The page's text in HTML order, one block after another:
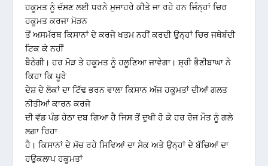
ਹਕੂਮਤ ਨੂੰ ਦੱਸਣ ਲਈ ਧਰਨੇ ਮੁਜਾਹਰੇ ਕੀਤੇ ਜਾ ਰਹੇ ਹਨ ਜਿੰਨ੍ਹਾਂ ਚਿਰ
ਹਕੂਮਤ ਕਰਜਾ ਮੋੜਨ
ਤੋਂ ਅਸਮੱਰਥ ਕਿਸਾਨਾਂ ਦੇ ਕਰਜੇ ਖਤਮ ਨਹੀਂ ਕਰਦੀ ਉਨ੍ਹਾਂ ਚਿਰ ਜਥੇਬੰਦੀ
ਟਿਕ ਕੇ ਨਹੀਂ
ਬੈਠੇਗੀ। ਹਰ ਮੋੜ ਤੇ ਹਕੂਮਤ ਨੂੰ ਹਲੂਣਿਆ ਜਾਵੇਗਾ। ਸ਼੍ਰੀ ਭੈਣੀਬਾਘਾ ਨੇ
ਕਿਹਾ ਕਿ ਪੂਰੇ
ਦੇਸ਼ ਦੇ ਲੋਕਾਂ ਦਾ ਟਿੱਢ ਭਰਨ ਵਾਲਾ ਕਿਸਾਨ ਅੱਜ ਹਕੂਮਤਾਂ ਦੀਆਂ ਗਲਤ
ਨੀਤੀਆਂ ਕਾਰਨ ਕਰਜੇ
ਦੀ ਵੱਡ ਪੰਡ ਹੇਠਾ ਦਬ ਗਿਆ ਹੈ ਜਿਸ ਤੋਂ ਦੁਖੀ ਹੋ ਕੇ ਹਰ ਰੋਜ ਮੌਤ ਨੂੰ ਗਲੇ
ਲਗਾ ਰਿਹਾ
ਹੈ। ਕਿਸਾਨਾਂ ਦੇ ਮੱਚ ਰਹੇ ਸਿਵਿਆਂ ਦਾ ਸੇਕ ਅਤੇ ਉਨ੍ਹਾਂ ਦੇ ਬੱਚਿਆਂ ਦਾ
ਹਉਕਲਾਪ ਹਕੂਮਤਾਂ